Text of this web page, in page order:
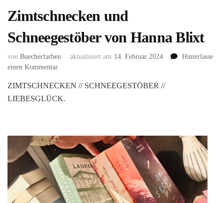
Zimtschnecken und
Schneegestöber von Hanna Blixt
von Buecherfarben aktualisiert am 14. Februar 2024
Hinterlasse
einen Kommentarzu
und
Schneegestöber
ZIMTSCHNECKEN // SCHNEEGESTÖBER //
LIEBESGLÜCK.